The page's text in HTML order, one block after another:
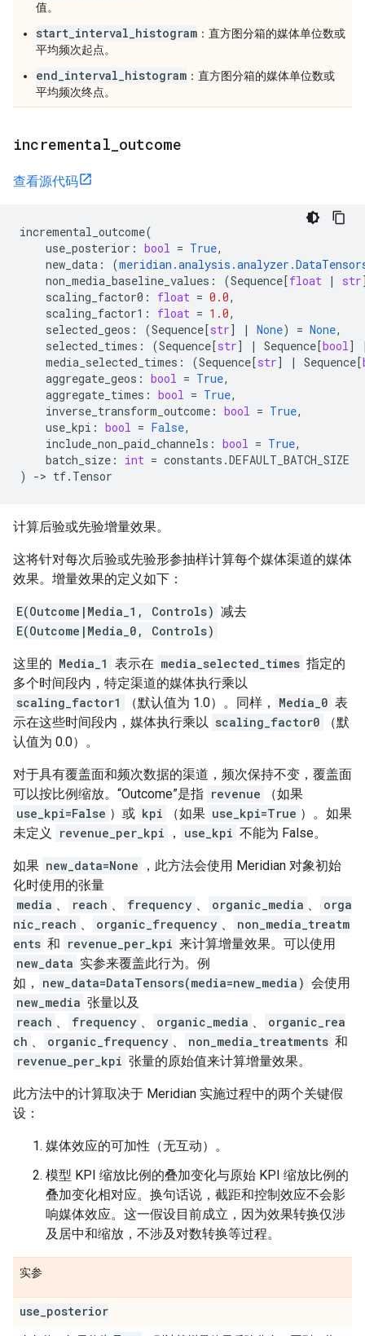
值。
start_interval_histogram ：直方图分箱的媒体单位数或
平均频次起点。
end_interval_histogram ：直方图分箱的媒体单位数或
平均频次终点。
incremental outcome
查看源代码
incremental_outcome(
use_posterior : bool = True,
new_data : (meridian .analysis .analyzer .
non_media_baseline_values : (Sequence[float | str
scaling_factor0 : float = 0.0,
scaling_factor1 : float = 1.0,
selected_geos : (Sequence[str] | None) = None,
selected_times : (Sequence[str] | Sequence[bool]
media_selected_times : (Sequence[str] | Sequence[
aggregate_geos : bool = True,
aggregate_times : bool = True,
inverse_transform_outcome : bool = True,
use_kpi : bool = False,
include_non_paid_channels : bool = True,
batch_size : int = constants .DEFAULT_BATCH_SIZE
)
-> tf. Tensor
计算后验或先验增量效果。
这将针对每次后验或先验形参抽样计算每个媒体渠道的媒体
效果。增量效果的定义如下：
E(Outcome|Media_1, Controls) 减去
E(Outcome|Media_0, Controls)
这里的 Media_1 表示在 media_selected_times 指定的
多个时间段内，特定渠道的媒体执行乘以
scaling_factor1
（默认值为 1.0）。同样， Media_0 表
示在这些时间段内，媒体执行乘以 scaling_factor0
（默
认值为 0.0）。
对于具有覆盖面和频次数据的渠道，频次保持不变，覆盖面
可以按比例缩放。“Outcome”是指 revenue
（如果
use_kpi=False ）或 kpi （如果 use_kpi=True ）。如果
未定义
revenue_per_kpi ， use_kpi 不能为 False。
如果 new_data=None
，此方法会使用 Meridian 对象初始
化时使用的张量
media 、 reach 、 frequency 、 organic_media 、
orga
nic_reach 、 organic_frequency 、
non_media_treatm
ents 和 revenue_per_kpi 来计算增量效果。可以使用
new_data 实参来覆盖此行为。例
如，
new_data=DataTensors(media=new_media) 会使用
new_media 张量以及
reach 、 frequency 、 organic_media 、
organic_rea
ch 、 organic_frequency 、 non_media_treatments 和
revenue_per_kpi 张量的原始值来计算增量效果。
此方法中的计算取决于 Meridian 实施过程中的两个关键假
设：
媒体效应的可加性（无互动）。
模型 KPI 缩放比例的叠加变化与原始 KPI 缩放比例的
叠加变化相对应。换句话说，截距和控制效应不会影
响媒体效应。这一假设目前成立，因为效果转换仅涉
及居中和缩放，不涉及对数转换等过程。
实参
use posterior